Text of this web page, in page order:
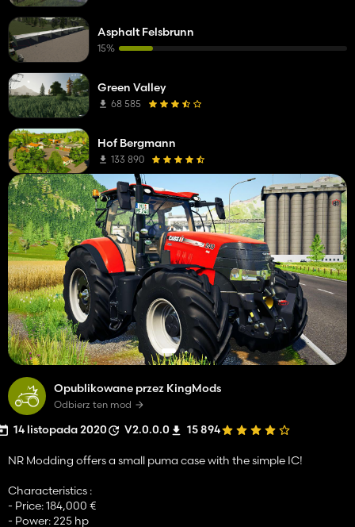
Opublikowane przez KingMods
Odbierz ten mod
14 listopada 2020 V2.0.0.0 15 894
NR Modding offers a small puma case with the simple IC!
Characteristics :
- Price: 184,000 €
- Power: 225 hp
Asphalt Felsbrunn
15%
Green Valley
68 585
Hof Bergmann
133 890